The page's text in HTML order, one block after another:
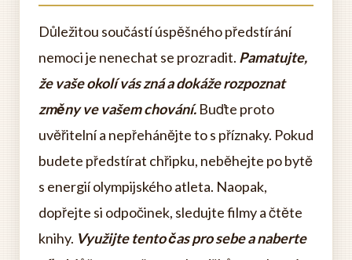
Důležitou součástí úspěšného předstírání
nemoci je nenechat se prozradit. Pamatujte,
že vaše okolí vás zná a dokáže rozpoznat
změny ve vašem chování. Buďte proto
uvěřitelní a nepřehánějte to s příznaky. Pokud
budete předstírat chřipku, neběhejte po bytě
s energií olympijského atleta. Naopak,
dopřejte si odpočinek, sledujte filmy a čtěte
knihy. Využijte tento čas pro sebe a naberte